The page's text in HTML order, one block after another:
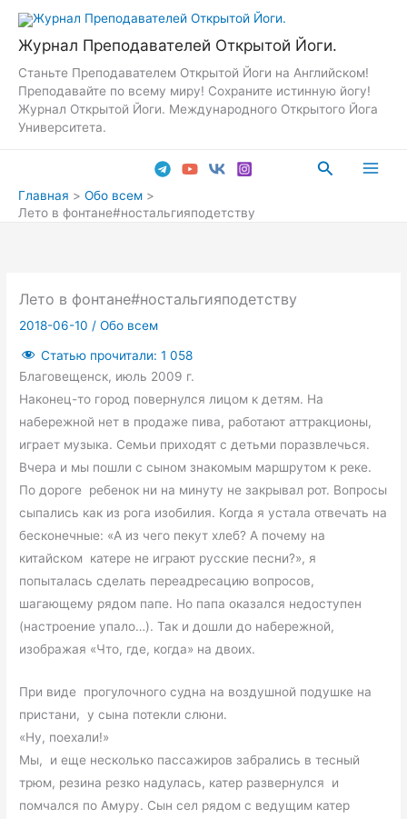
Перейти
содержимому
Журнал Преподавателей Открытой Йоги.
Станьте Преподавателем Открытой Йоги на Английском!
Преподавайте по всему миру! Сохраните истинную йогу!
Журнал Открытой Йоги. Международного Открытого Йога
Университета.
Поиск
Главная
Обо всем
Лето в фонтане#ностальгияподетству
Лето в фонтане#ностальгияподетству
2018-06-10 /Обо всем
Статью прочитали: 1 058
Благовещенск, июль 2009 г.
Наконец-то город повернулся лицом к детям. На
набережной нет в продаже пива, работают аттракционы,
играет музыка. Семьи приходят с детьми поразвлечься.
Вчера и мы пошли с сыном знакомым маршрутом к реке.
По дороге ребенок ни на минуту не закрывал рот. Вопросы
сыпались как из рога изобилия. Когда я устала отвечать на
бесконечные: «А из чего пекут хлеб? А почему на
китайском катере не играют русские песни?», я
попыталась сделать переадресацию вопросов,
шагающему рядом папе. Но папа оказался недоступен
(настроение упало…). Так и дошли до набережной,
изображая «Что, где, когда» на двоих.
При виде прогулочного судна на воздушной подушке на
пристани, у сына потекли слюни.
«Ну, поехали!»
Мы, и еще несколько пассажиров забрались в тесный
трюм, резина резко надулась, катер развернулся и
помчался по Амуру. Сын сел рядом с ведущим катер